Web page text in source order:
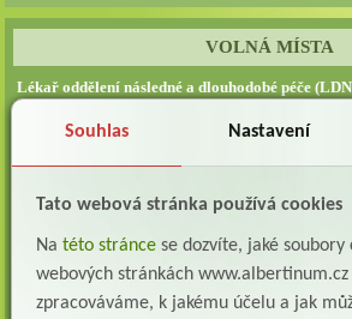
VOLNÁ MÍSTA
Lékař oddělení následné a dlouhodobé péče
oddělení následné a dlouhodobé lůžkové...
Albertinum, odborný léčebný ústav, Žamberkpřijme do
Lékař oddělení pneumologie a ftizeologie (plicní
Albertinum, odborný léčebný ústav, Žamberk přijme do
oddělení pneumologie a ftizeologie (pl...
Souhlas Nastavení
Tato webová stránka používá cookies
Na této stránce se dozvíte, jaké soubory
webových stránkách www.albertinum.cz
zpracováváme, k jakému účelu a jak